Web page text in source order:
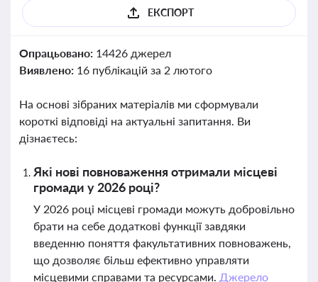
ЕКСПОРТ
Опрацьовано: 14426 джерел
Виявлено: 16 публікацій за 2 лютого
На основі зібраних матеріалів ми сформували
короткі відповіді на актуальні запитання. Ви
дізнаєтесь:
Які нові повноваження отримали місцеві
громади у 2026 році?
У 2026 році місцеві громади можуть добровільно
брати на себе додаткові функції завдяки
введенню поняття факультативних повноважень,
що дозволяє більш ефективно управляти
місцевими справами та ресурсами. Джерело